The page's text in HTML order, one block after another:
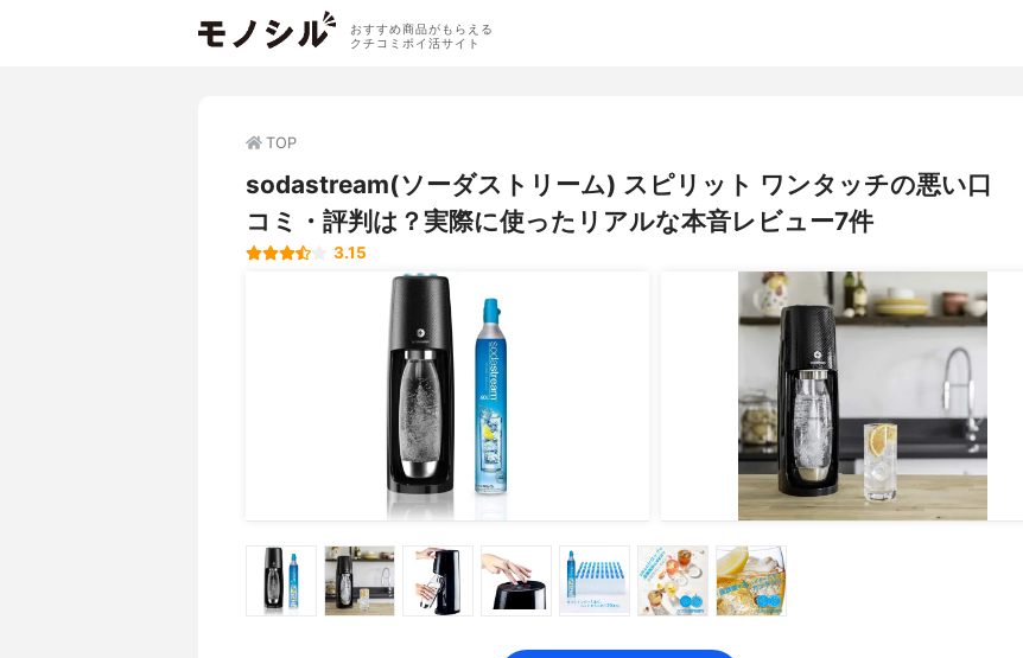
おすすめ商品がもらえる
クチコミポイ活サイト
TOP
sodastream(ソーダストリーム) スピリット ワンタッチの悪い口
コミ・評判は？実際に使ったリアルな本音レビュー7件
3.15